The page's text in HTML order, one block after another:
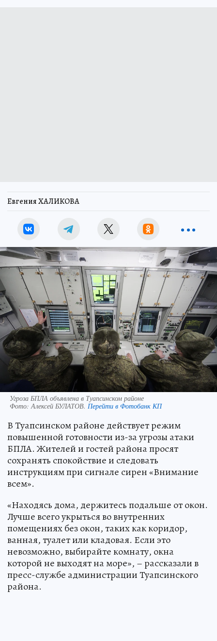
Евгения ХАЛИКОВА
Угроза БПЛА объявлена в Туапсинском районе
Фото:Алексей БУЛАТОВ. Перейти в Фотобанк КП
В Туапсинском районе действует режим
повышенной готовности из-за угрозы атаки
БПЛА. Жителей и гостей района просят
сохранять спокойствие и следовать
инструкциям при сигнале сирен «Внимание
всем».
«Находясь дома, держитесь подальше от окон.
Лучше всего укрыться во внутренних
помещениях без окон, таких как коридор,
ванная, туалет или кладовая. Если это
невозможно, выбирайте комнату, окна
которой не выходят на море», – рассказали в
пресс-службе администрации Туапсинского
района.